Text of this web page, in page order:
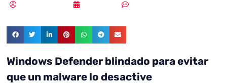
Windows Defender blindado para evitar
que un malware lo desactive